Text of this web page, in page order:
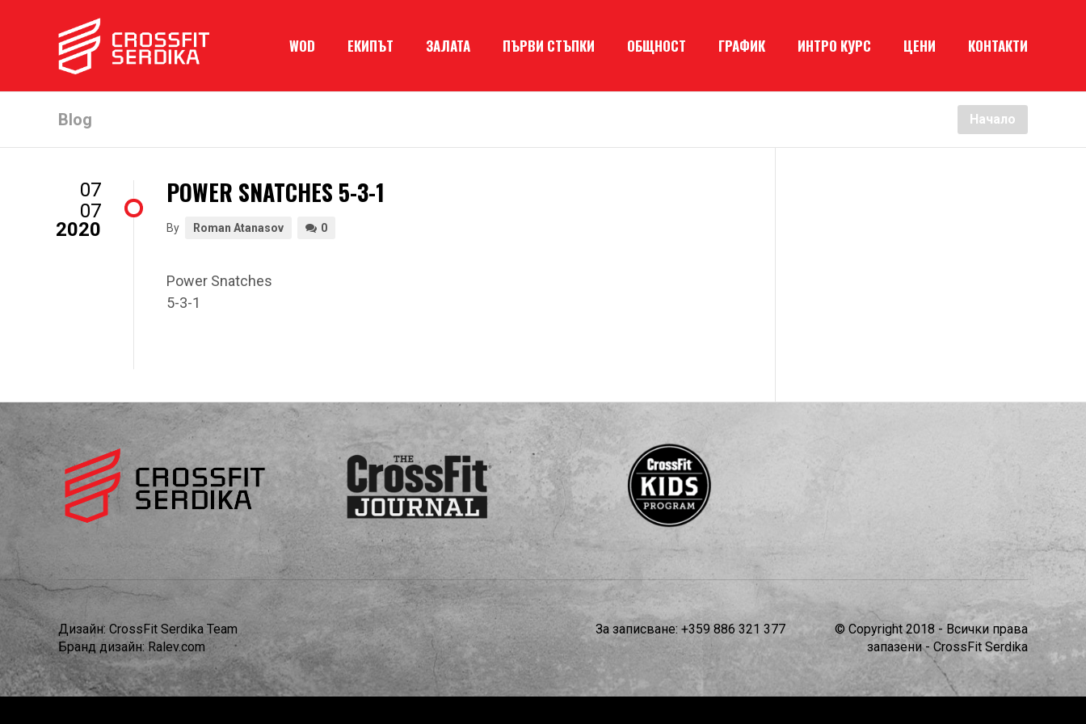
WOD ЕКИПЪТ ЗАЛАТА ПЪРВИ СТЪПКИ ОБЩНОСТ ГРАФИК ИНТРО КУРС ЦЕНИ КОНТАКТИ
Blog Начало
07
07
2020
POWER SNATCHES 5-3-1
By Roman Atanasov 0
Power Snatches
5-3-1
Дизайн: CrossFit Serdika Team
Бранд дизайн: Ralev.com
За записване:+359 886 321 377
© Copyright 2018 - Всички права
запазени - CrossFit Serdika